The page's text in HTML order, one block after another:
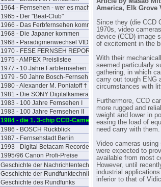
1964 - Fernsehen - wer es macht
1965 - Der "Beat-Club"
1966 - Das Ferbfernsehen kommt
1968 - Die Japaner kommen
1968 - Paradigmenwechsel VIDEO
1970 - FESE FERNSEH REPORT
1975 - AMPEX Preislistee
1977 - 10 Jahre Farbfernsehen
1979 - 50 Jahre Bosch-Fernseh
1980 - Alexander M. Poniatoff †
1981 - Die SONY Digitalkamera
1983 - 100 Jahre Fernsehen I
1983 - 100 Jahre Fernsehen II
1984 - die 1. 3-chip CCD-Camera
1986 - BOSCH Rückblick
1987 - Fernsehstadt Berlin
1993 - Digital Betacam Recorder
1995/96 Canon Profi-Preise
Geschichte der Nachrichtentechnik
Geschichte der Rundfunktechnik
Geschichte des Rundfunks
America, Elk Grove
Since they (die CCD
1970s, video
device (CCD) image
of excitement in the
With their
seemed particularly
gathering, in which
carry out tough ENG
circumstances with
Furthermore, CCD
more rugged and
weight and lower in
easing the load of
need carry with them.
Video cameras using
were expected to
available from most
However, until
industrial
inferior to that of